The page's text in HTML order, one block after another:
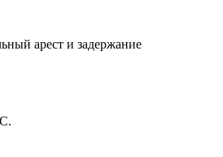
арест и задержание